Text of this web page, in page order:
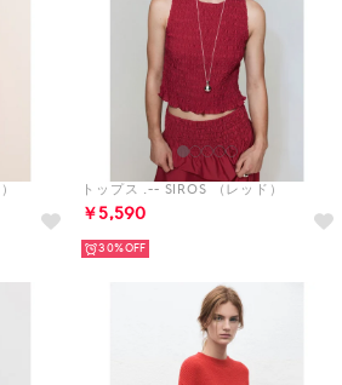
トップス .-- SIROS （レッド）
￥5,590
30%